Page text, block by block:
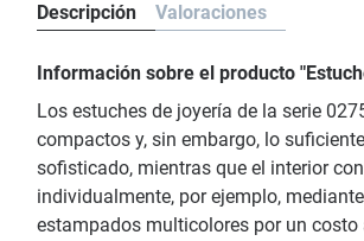
Descripción Valoraciones
Información sobre el producto
Los estuches de joyería de la serie
compactos y, sin embargo, lo
sofisticado, mientras que el interior
individualmente, por ejemplo,
estampados multicolores por un